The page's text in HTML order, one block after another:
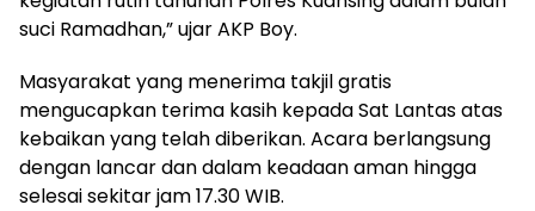
suci Ramadhan,” ujar AKP Boy.
Masyarakat yang menerima takjil gratis
mengucapkan terima kasih kepada Sat Lantas atas
kebaikan yang telah diberikan. Acara berlangsung
dengan lancar dan dalam keadaan aman hingga
selesai sekitar jam 17.30 WIB.